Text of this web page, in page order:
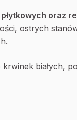
oraz
ostrych
białych,